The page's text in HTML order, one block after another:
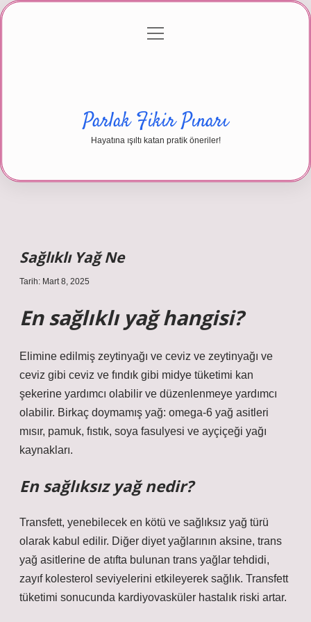
Gizlilik Politikası
menüyü
Parlak Fikir Pınarı
Hayatına ışıltı katan pratik öneriler!
Sağlıklı Yağ Ne
Tarih: Mart 8, 2025
En sağlıklı yağ hangisi?
Elimine edilmiş zeytinyağı ve ceviz ve zeytinyağı ve
ceviz gibi ceviz ve fındık gibi midye tüketimi kan
şekerine yardımcı olabilir ve düzenlenmeye yardımcı
olabilir. Birkaç doymamış yağ: omega-6 yağ asitleri
mısır, pamuk, fıstık, soya fasulyesi ve ayçiçeği yağı
kaynakları.
En sağlıksız yağ nedir?
Transfett, yenebilecek en kötü ve sağlıksız yağ türü
olarak kabul edilir. Diğer diyet yağlarının aksine, trans
yağ asitlerine de atıfta bulunan trans yağlar tehdidi,
zayıf kolesterol seviyelerini etkileyerek sağlık. Transfett
tüketimi sonucunda kardiyovasküler hastalık riski artar.